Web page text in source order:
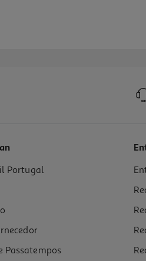
Moto Watch Volcanic Ash
Portugal
Passatempos